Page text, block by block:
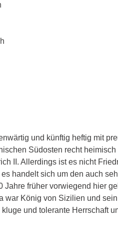
und künftig heftig mit
Südosten recht
II. Allerdings ist es nicht
handelt sich um den auch
Jahre früher vorwiegend hier
war König von Sizilien und
und tolerante Herrschaft